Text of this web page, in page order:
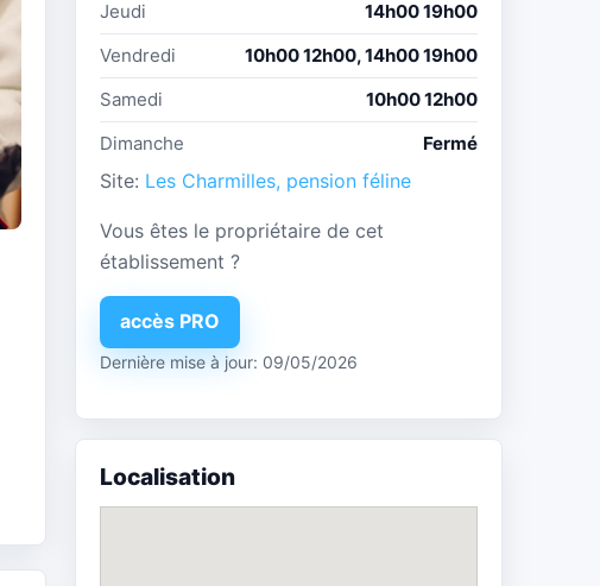
Jeudi
14h00 19h00
Vendredi
10h00 12h00, 14h00 19h00
Samedi
10h00 12h00
Dimanche
Fermé
Site: Les Charmilles, pension féline
Vous êtes le propriétaire de cet
établissement ?
accès PRO
Dernière mise à jour: 09/05/2026
Localisation